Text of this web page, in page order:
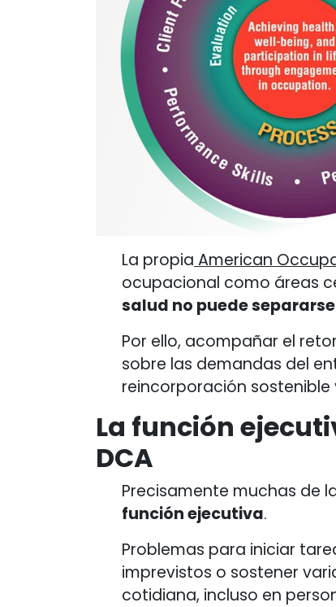
La propia American
ocupacional como áreas
salud no puede
Por ello, acompañar el
sobre las demandas del
reincorporación sostenible
La función
DCA
Precisamente muchas de
función ejecutiva.
Problemas para iniciar
imprevistos o sostener
cotidiana, incluso en